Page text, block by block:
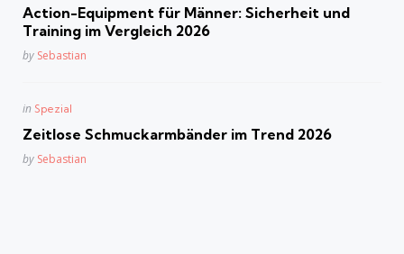
Action-Equipment für Männer: Sicherheit und
Training im Vergleich 2026
Posted
by Sebastian
Posted
in Spezial
Zeitlose Schmuckarmbänder im Trend 2026
Posted
by Sebastian